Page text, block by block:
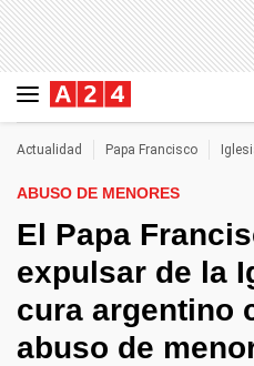
Actualidad Papa Francisco
ABUSO DE MENORES
El Papa
expulsar de la
cura argentino
abuso de